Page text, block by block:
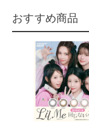
おすすめ商品